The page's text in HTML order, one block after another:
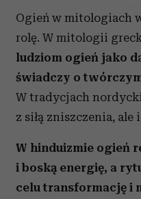
Ogień w mitologiach
rolę. W mitologii
ludziom ogień jako
świadczy o
W tradycjach
z siłą zniszczenia, ale
W hinduizmie ogień
i boską energię, a
celu transformację i